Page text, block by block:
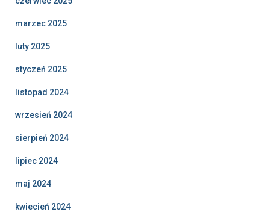
marzec 2025
luty 2025
styczeń 2025
listopad 2024
wrzesień 2024
sierpień 2024
lipiec 2024
maj 2024
kwiecień 2024